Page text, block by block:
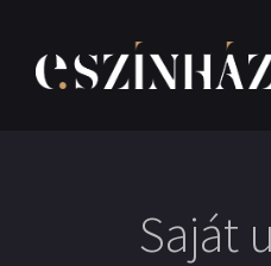
Saját